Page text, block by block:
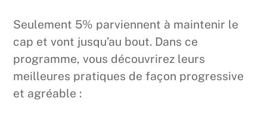
Seulement 5% parviennent à maintenir le
cap et vont jusqu’au bout. Dans ce
programme, vous découvrirez leurs
meilleures pratiques de façon progressive
et agréable :